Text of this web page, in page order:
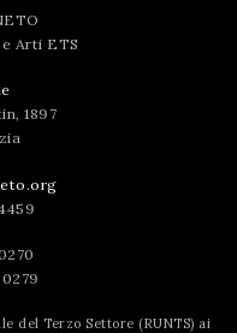
Arti ETS
1897
del Terzo Settore (RUNTS) ai